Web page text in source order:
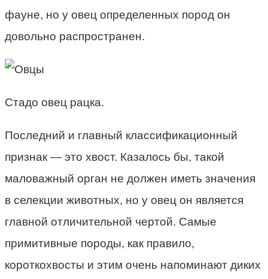
фауне, но у овец определенных пород он
довольно распространен.
Стадо овец рацка.
Последний и главный классификационный
признак — это хвост. Казалось бы, такой
маловажный орган не должен иметь значения
в селекции животных, но у овец он является
главной отличительной чертой. Самые
примитивные породы, как правило,
короткохвосты и этим очень напоминают диких